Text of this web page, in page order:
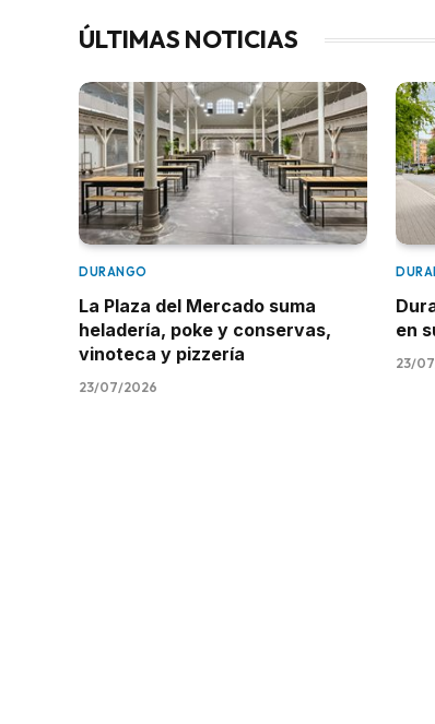
ÚLTIMAS NOTICIAS
DURANGO
La Plaza del Mercado suma
heladería, poke y conservas,
vinoteca y pizzería
23/07/2026
en
23/